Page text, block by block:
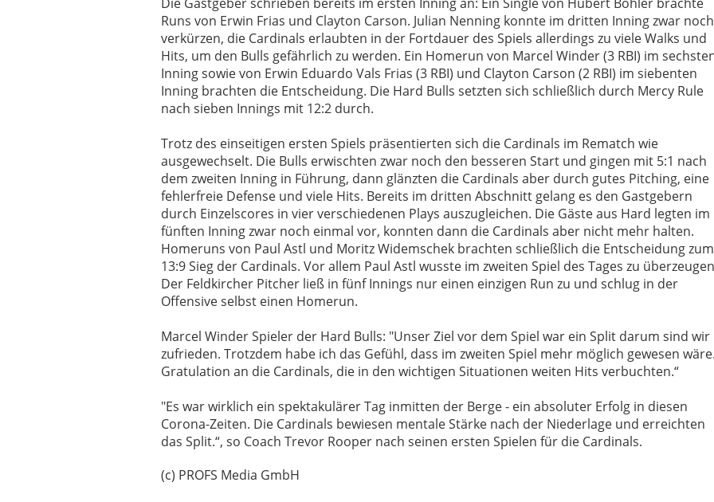
Runs von Erwin Frias und Clayton Carson. Julian Nenning konnte im dritten Inning zwar noch
verkürzen, die Cardinals erlaubten in der Fortdauer des Spiels allerdings zu viele Walks und
Hits, um den Bulls gefährlich zu werden. Ein Homerun von Marcel Winder (3 RBI) im
Inning sowie von Erwin Eduardo Vals Frias (3 RBI) und Clayton Carson (2 RBI) im siebenten
Inning brachten die Entscheidung. Die Hard Bulls setzten sich schließlich durch Mercy Rule
nach sieben Innings mit 12:2 durch.
Trotz des einseitigen ersten Spiels präsentierten sich die Cardinals im Rematch wie
ausgewechselt. Die Bulls erwischten zwar noch den besseren Start und gingen mit 5:1 nach
dem zweiten Inning in Führung, dann glänzten die Cardinals aber durch gutes Pitching, eine
fehlerfreie Defense und viele Hits. Bereits im dritten Abschnitt gelang es den Gastgebern
durch Einzelscores in vier verschiedenen Plays auszugleichen. Die Gäste aus Hard legten im
fünften Inning zwar noch einmal vor, konnten dann die Cardinals aber nicht mehr halten.
Homeruns von Paul Astl und Moritz Widemschek brachten schließlich die Entscheidung zum
13:9 Sieg der Cardinals. Vor allem Paul Astl wusste im zweiten Spiel des Tages zu
Der Feldkircher Pitcher ließ in fünf Innings nur einen einzigen Run zu und schlug in der
Offensive selbst einen Homerun.
Marcel Winder Spieler der Hard Bulls: "Unser Ziel vor dem Spiel war ein Split darum sind wir
zufrieden. Trotzdem habe ich das Gefühl, dass im zweiten Spiel mehr möglich gewesen
Gratulation an die Cardinals, die in den wichtigen Situationen weiten Hits verbuchten.“
"Es war wirklich ein spektakulärer Tag inmitten der Berge - ein absoluter Erfolg in diesen
Corona-Zeiten. Die Cardinals bewiesen mentale Stärke nach der Niederlage und erreichten
das Split.“, so Coach Trevor Rooper nach seinen ersten Spielen für die Cardinals.
(c) PROFS Media GmbH